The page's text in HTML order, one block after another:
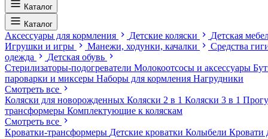
Каталог
Каталог
Аксессуары для кормления Детские коляски
Детская
Игрушки и игры
Манежи, ходунки, качалки
Средства
одежда
Детская обувь
Стерилизаторы-подогреватели Молокоотсосы и аксессуары
пароварки и миксеры Наборы для кормления Нагрудники
Смотреть все
Коляски для новорожденных Коляски 2 в 1 Коляски 3 в 1
трансформеры Комплектующие к коляскам
Смотреть все
Кроватки-трансформеры Детские кроватки Колыбели Кровати